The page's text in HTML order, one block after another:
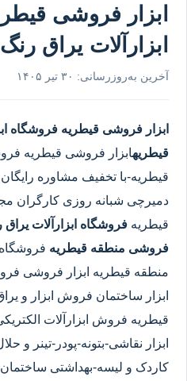
ابزار فروشی
ابزارآلات یراق
آخرین به‌روزرسانی: ۳۰ تیر ۱۴۰۵
ابزار فروشی قیطریه فروشگاه
قیطریهابزار فروشی قیطریه
قیطریه-با تخفیف مشاوره رایگان
دمیرچی شبانه روزی کارگران
قیطریه فروشگاه ابزارآلات
فروشی منطقه قیطریه فروشگاه
منطقه قیطریه ابزار فروشی
ابزار ساختمان فروش ابزار و
قیطریه فروش ابزارآلات
ابزار نقاشی-بتونه-پودر-تینر و
کاردک و لیسه-بهداشتی